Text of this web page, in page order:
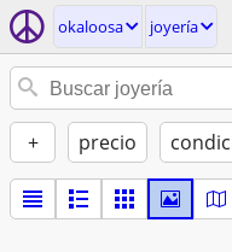
okaloosa joyería
+ precio